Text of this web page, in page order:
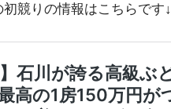
競りの情報はこちらです↓